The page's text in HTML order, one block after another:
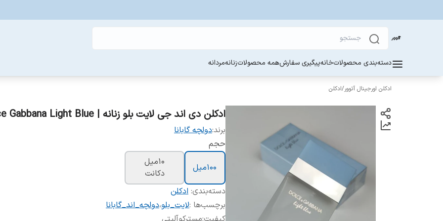
دسته‌بندی محصولاتخانهپیگیری سفارشهمه محصولاتزنانهمردانه
ادکلن اورجینال آتوور/ادکلن
ادکلن دی اند جی لایت بلو زنانه | Dolce Gabbana Light Blue
برند:دولچه گابانا
حجم
100میل
10میل
دکانت
دسته‌بندی: ادکلن
برچسب‌ها :لایت_بلو،دولچه_اند_گابانا